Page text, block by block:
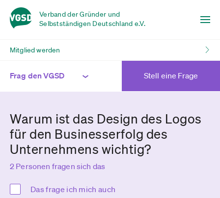
Verband der Gründer und
Selbstständigen Deutschland e.V.
Mitglied werden
Frag den VGSD Stell eine Frage
Warum ist das Design des Logos
für den Businesserfolg des
Unternehmens wichtig?
2 Personen fragen sich das
Das frage ich mich auch